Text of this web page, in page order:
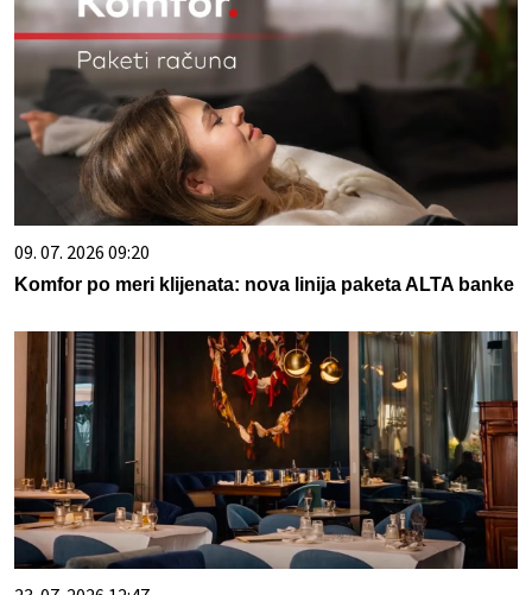
09. 07. 2026 09:20
Komfor po meri klijenata: nova linija paketa ALTA banke